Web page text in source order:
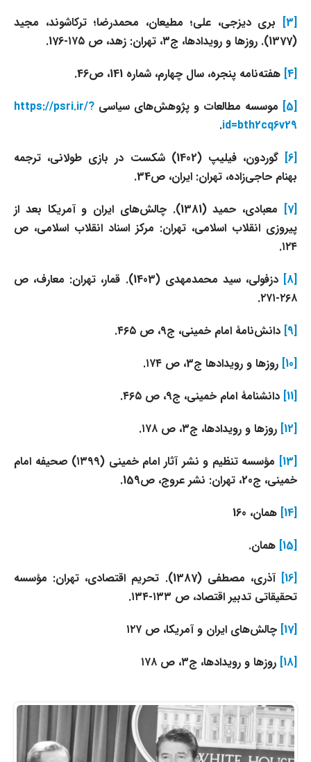
[3]
بری دیزجی، علی؛ مطیعان، محمدرضا؛ ترکاشوند، مجید
(1377). روزها و رویدادها، ج۳، تهران: زهد، ص ۱۷۵-176.
[4]
هفته‌نامه پنجره، سال چهارم، شماره 141، ص46.
[5]
موسسه مطالعات و پژوهش‌های سیاسی https://psri.ir/?
id=bth2cq6v29
.
[6]
گوردون، فیلیپ‌ (1402) شکست در بازی طولانی، ترجمه
بهنام حاجی‌زاده، تهران: ایران، ص34.
[7]
معبادی، حمید (1381). چالش‌های ایران و آمریکا بعد از
پیروزی انقلاب اسلامی، تهران: مرکز اسناد انقلاب اسلامی، ص
۱۲۴.
[8]
دزفولی، سید محمدمهدی (1403). قمار، تهران: معارف، ص
۲۶۸-۲۷۱.
[9]
دانش‌نامۀ امام خمینی، ج۹، ص ۴۶۵.
[10]
روزها و رویدادها ج3، ص ۱۷۴.
[11]
دانشنامۀ امام خمینی، ج۹، ص ۴۶۵.
[12]
روزها و رویدادها، ج۳، ص ۱۷۸.
[13]
مؤسسه تنظیم و نشر آثار امام خمینی (۱۳۹۹) صحیفه امام
خمینی، ج20، تهران: نشر عروج، ص159.
[14]
همان، 160
[15]
همان.
[16]
آذری، مصطفی (1387). تحریم اقتصادی، تهران: مؤسسه
تحقیقاتی تدبیر اقتصاد، ص ۱۳۳-۱۳۴.
[17]
چالش‌های ایران و آمریکا، ص ۱۲۷
[18]
روزها و رویدادها، ج۳، ص ۱۷۸